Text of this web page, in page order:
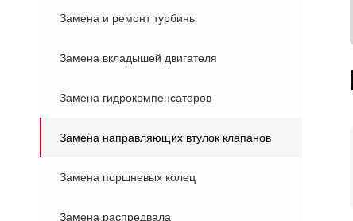
Замена и ремонт турбины
Замена вкладышей двигателя
Замена гидрокомпенсаторов
Замена направляющих втулок клапанов
Замена поршневых колец
Замена распредвала